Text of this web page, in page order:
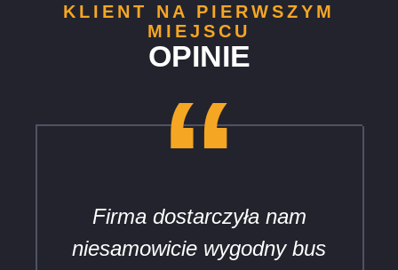
KLIENT NA PIERWSZYM
MIEJSCU
OPINIE
“
Firma dostarczyła nam
niesamowicie wygodny bus